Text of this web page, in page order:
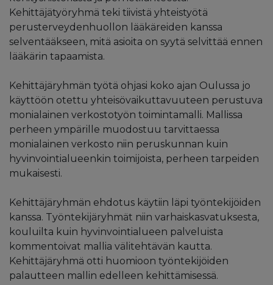
Kehittäjätyöryhmä teki tiivistä yhteistyötä
perusterveydenhuollon lääkäreiden kanssa
selventääkseen, mitä asioita on syytä selvittää ennen
lääkärin tapaamista.
Kehittäjäryhmän työtä ohjasi koko ajan Oulussa jo
käyttöön otettu yhteisövaikuttavuuteen perustuva
monialainen verkostotyön toimintamalli. Mallissa
perheen ympärille muodostuu tarvittaessa
monialainen verkosto niin peruskunnan kuin
hyvinvointialueenkin toimijoista, perheen tarpeiden
mukaisesti.
Kehittäjäryhmän ehdotus käytiin läpi työntekijöiden
kanssa. Työntekijäryhmät niin varhaiskasvatuksesta,
kouluilta kuin hyvinvointialueen palveluista
kommentoivat mallia välitehtävän kautta.
Kehittäjäryhmä otti huomioon työntekijöiden
palautteen mallin edelleen kehittämisessä.